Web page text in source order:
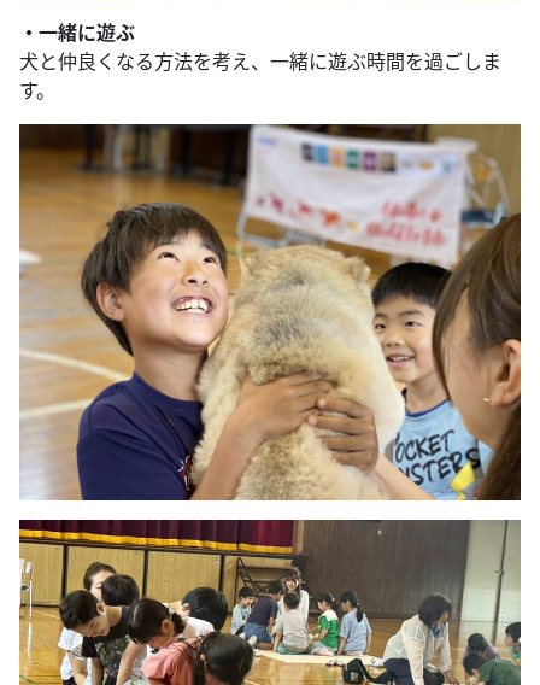
・一緒に遊ぶ
犬と仲良くなる方法を考え、一緒に遊ぶ時間を過ごしま
す。